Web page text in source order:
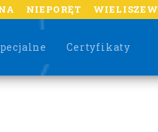
NIEPORĘT WIELISZEW
Certyfikaty